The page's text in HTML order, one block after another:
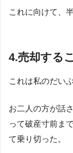
これに向けて、
4.売却する
これは私のだい
お二人の方が話
って破産寸前ま
て乗り切った。